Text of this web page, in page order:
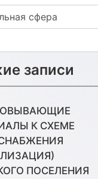
сфера
записи
К СХЕМЕ
ПОСЕЛЕНИЯ